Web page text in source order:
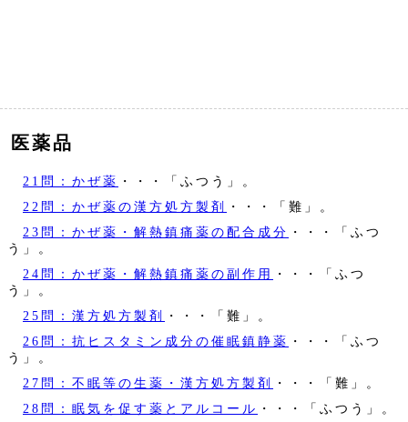
医薬品
21問：かぜ薬 ・・・「ふつう」。
22問：かぜ薬の漢方処方製剤
・・・「難」。
23問：かぜ薬・解熱鎮痛薬の配合成分 ・・・「ふつ
う」。
24問：かぜ薬・解熱鎮痛薬の副作用
・・・「ふつ
う」。
25問：漢方処方製剤
・・・「難」。
26問：抗ヒスタミン成分の催眠鎮静薬 ・・・「ふつ
う」。
27問：不眠等の生薬・漢方処方製剤
・・・「難」。
28問：眠気を促す薬とアルコール ・・・「ふつう」。